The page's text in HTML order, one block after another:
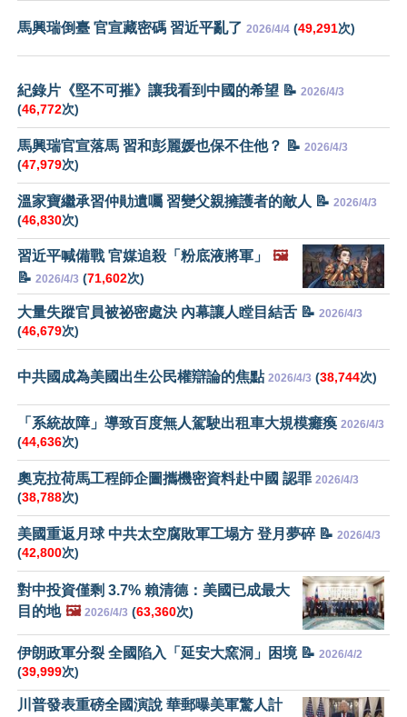
馬興瑞倒臺 官宣藏密碼 習近平亂了 2026/4/4 (49,291次)
紀錄片《堅不可摧》讓我看到中國的希望 📝 2026/4/3
(46,772次)
馬興瑞官宣落馬 習和彭麗媛也保不住他？ 📝 2026/4/3
(47,979次)
溫家寶繼承習仲勛遺囑 習變父親擁護者的敵人 📝 2026/4/3
(46,830次)
習近平喊備戰 官媒追殺「粉底液將軍」
🖼️
📝 2026/4/3 (71,602次)
大量失蹤官員被祕密處決 內幕讓人瞠目結舌 📝 2026/4/3
(46,679次)
中共國成為美國出生公民權辯論的焦點 2026/4/3 (38,744次)
「系統故障」導致百度無人駕駛出租車大規模癱瘓 2026/4/3
(44,636次)
奧克拉荷馬工程師企圖攜機密資料赴中國 認罪 2026/4/3
(38,788次)
美國重返月球 中共太空腐敗軍工塌方 登月夢碎 📝 2026/4/3
(42,800次)
對中投資僅剩 3.7% 賴清德：美國已成最大
目的地 🖼️ 2026/4/3 (63,360次)
伊朗政軍分裂 全國陷入「延安大窯洞」困境 📝 2026/4/2
(39,999次)
川普發表重磅全國演說 華郵曝美軍驚人計